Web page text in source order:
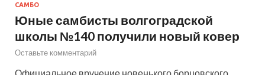
САМБО
Юные самбисты волгоградской
школы №140 получили новый ковер
Оставьте комментарий